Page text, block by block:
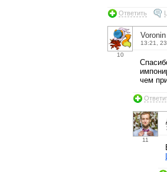
Ответить
10
Voronin
13:21, 23
чем
11